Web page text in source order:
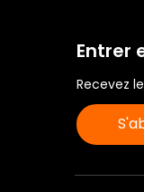
Entrer
Recevez